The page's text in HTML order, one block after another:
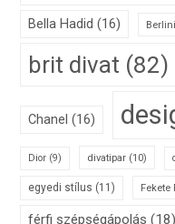
Bella Hadid (16)
brit divat (82)
Chanel (16)
Dior (9) divatipar (10)
egyedi stílus (11) Fekete
férfi szépségápolás (18)